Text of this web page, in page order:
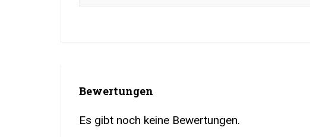
Bewertungen
Es gibt noch keine Bewertungen.